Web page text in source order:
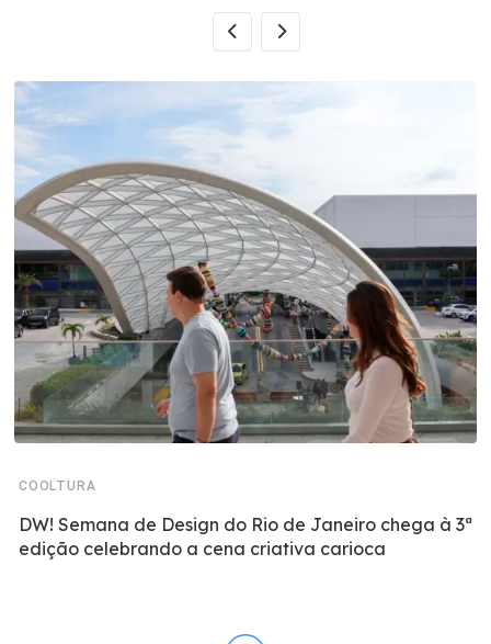
COOLTURA
DW! Semana de Design do Rio de Janeiro chega à 3ª
edição celebrando a cena criativa carioca